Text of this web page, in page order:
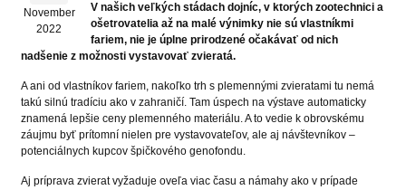
November
2022
V našich veľkých stádach dojníc, v ktorých zootechnici a
ošetrovatelia až na malé výnimky nie sú vlastníkmi
fariem, nie je úplne prirodzené očakávať od nich
nadšenie z možnosti vystavovať zvieratá.
A ani od vlastníkov fariem, nakoľko trh s plemennými zvieratami tu nemá
takú silnú tradíciu ako v zahraničí. Tam úspech na výstave automaticky
znamená lepšie ceny plemenného materiálu. A to vedie k obrovskému
záujmu byť prítomní nielen pre vystavovateľov, ale aj návštevníkov –
potenciálnych kupcov špičkového genofondu.
Aj príprava zvierat vyžaduje oveľa viac času a námahy ako v prípade